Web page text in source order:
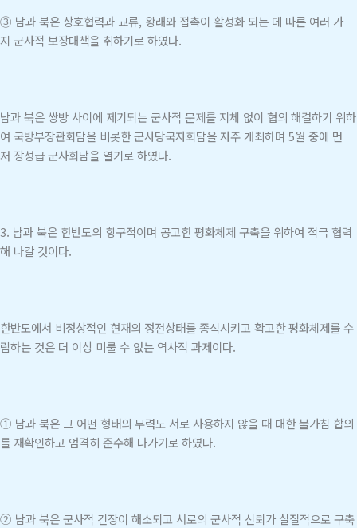
③ 남과 북은 상호협력과 교류, 왕래와 접촉이 활성화 되는 데 따른 여러 가
지 군사적 보장대책을 취하기로 하였다.
남과 북은 쌍방 사이에 제기되는 군사적 문제를 지체 없이 협의 해결하기 위하
여 국방부장관회담을 비롯한 군사당국자회담을 자주 개최하며 5월 중에 먼
저 장성급 군사회담을 열기로 하였다.
3. 남과 북은 한반도의 항구적이며 공고한 평화체제 구축을 위하여 적극 협력
해 나갈 것이다.
한반도에서 비정상적인 현재의 정전상태를 종식시키고 확고한 평화체제를 수
립하는 것은 더 이상 미룰 수 없는 역사적 과제이다.
① 남과 북은 그 어떤 형태의 무력도 서로 사용하지 않을 때 대한 불가침 합의
를 재확인하고 엄격히 준수해 나가기로 하였다.
② 남과 북은 군사적 긴장이 해소되고 서로의 군사적 신뢰가 실질적으로 구축